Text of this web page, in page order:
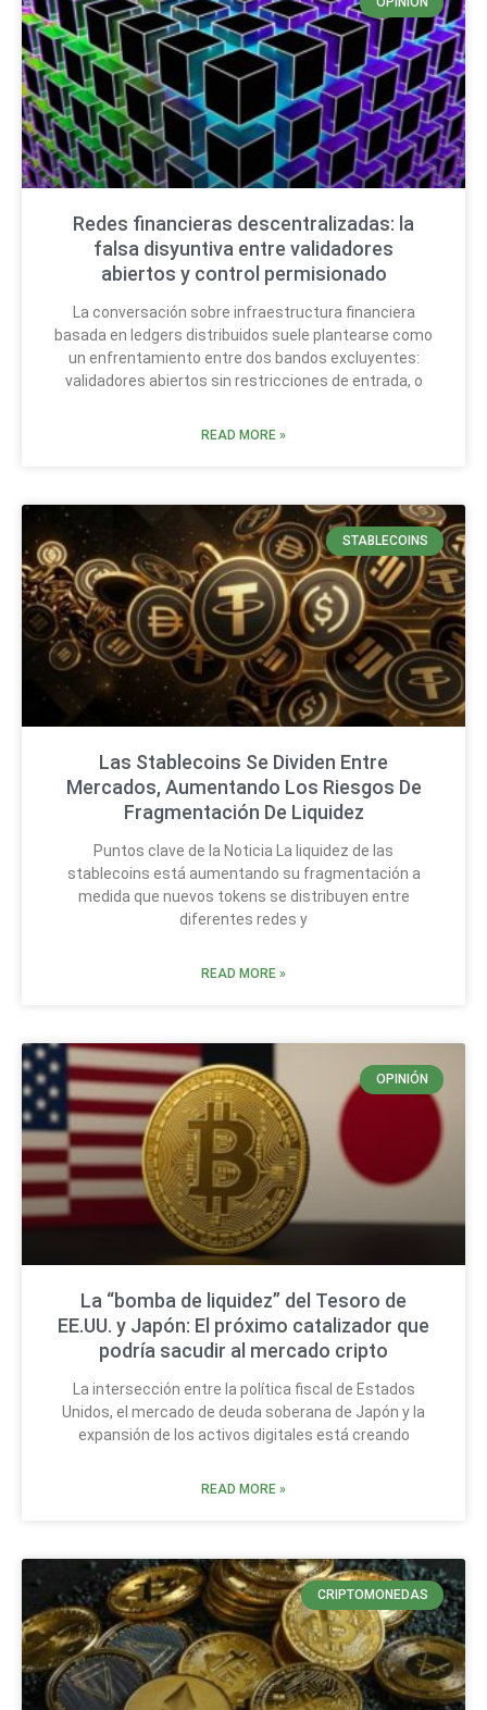
Redes financieras descentralizadas: la
falsa disyuntiva entre validadores
abiertos y control permisionado
La conversación sobre infraestructura financiera
basada en ledgers distribuidos suele plantearse como
un enfrentamiento entre dos bandos excluyentes:
validadores abiertos sin restricciones de entrada, o
READ MORE »
STABLECOINS
Las Stablecoins Se Dividen Entre
Mercados, Aumentando Los Riesgos De
Fragmentación De Liquidez
Puntos clave de la Noticia La liquidez de las
stablecoins está aumentando su fragmentación a
medida que nuevos tokens se distribuyen entre
diferentes redes y
READ MORE »
OPINIÓN
La “bomba de liquidez” del Tesoro de
EE.UU. y Japón: El próximo catalizador que
podría sacudir al mercado cripto
La intersección entre la política fiscal de Estados
Unidos, el mercado de deuda soberana de Japón y la
expansión de los activos digitales está creando
READ MORE »
CRIPTOMONEDAS